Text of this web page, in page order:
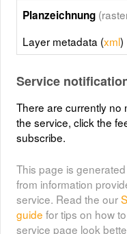
Planzeichnung
Layer metadata (xml)
Service
There are currently no
the service, click the
subscribe.
This page is
from information
service. Read the our
guide for tips on how
service page look